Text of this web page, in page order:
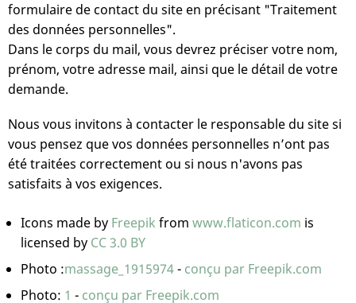
formulaire de contact du site en précisant "Traitement
des données personnelles".
Dans le corps du mail, vous devrez préciser votre nom,
prénom, votre adresse mail, ainsi que le détail de votre
demande.
Nous vous invitons à contacter le responsable du site si
vous pensez que vos données personnelles n’ont pas
été traitées correctement ou si nous n'avons pas
satisfaits à vos exigences.
Icons made by Freepik from www.flaticon.com is
licensed by CC 3.0 BY
Photo :massage_1915974- conçu par Freepik.com
Photo: 1 - conçu par Freepik.com